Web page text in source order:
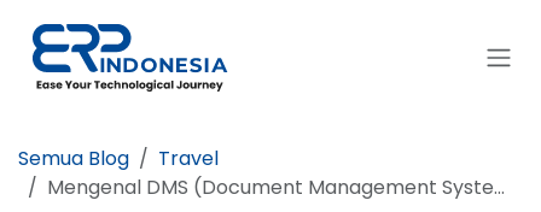
Semua Blog
Travel
Mengenal DMS (Document Management System) dan Manfaatnya